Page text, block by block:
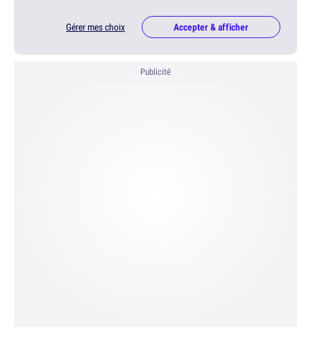
Gérer mes choix Accepter & afficher
Publicité